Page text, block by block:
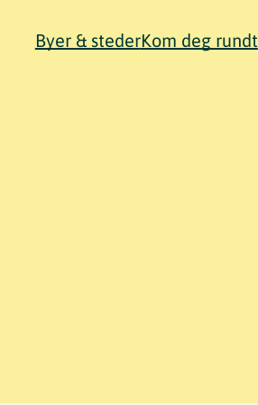
Byer & stederKom deg rundt